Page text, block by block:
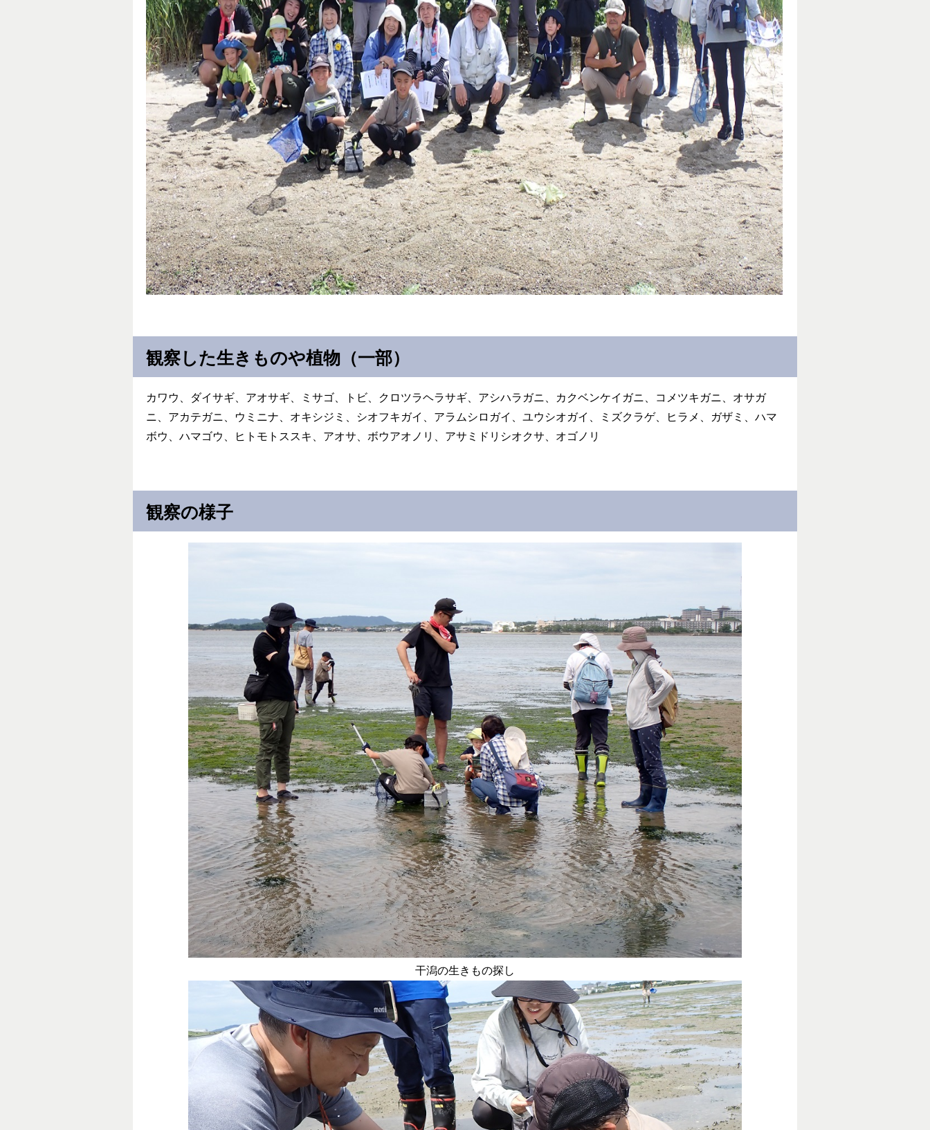
観察した生きものや植物（一部）
カワウ、ダイサギ、アオサギ、ミサゴ、トビ、クロツラヘラサギ、アシハラガニ、カクベンケイガニ、コメツキガニ、オサガ
ニ、アカテガニ、ウミニナ、オキシジミ、シオフキガイ、アラムシロガイ、ユウシオガイ、ミズクラゲ、ヒラメ、ガザミ、ハマ
ボウ、ハマゴウ、ヒトモトススキ、アオサ、ボウアオノリ、アサミドリシオクサ、オゴノリ
観察の様子
干潟の生きもの探し